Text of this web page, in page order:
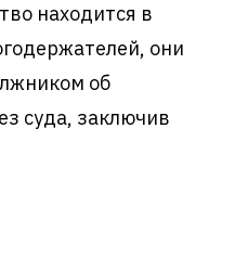
находится в
они
об
суда, заключив